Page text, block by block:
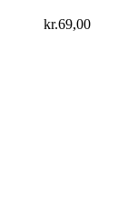
kr.69,00